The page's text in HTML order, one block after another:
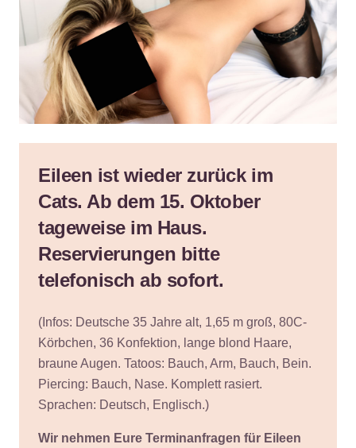
Eileen ist wieder zurück im
Cats. Ab dem 15. Oktober
tageweise im Haus.
Reservierungen bitte
telefonisch ab sofort.
(Infos: Deutsche 35 Jahre alt, 1,65 m groß, 80C-
Körbchen, 36 Konfektion, lange blond Haare,
braune Augen. Tatoos: Bauch, Arm, Bauch, Bein.
Piercing: Bauch, Nase. Komplett rasiert.
Sprachen: Deutsch, Englisch.)
Wir nehmen Eure Terminanfragen für Eileen